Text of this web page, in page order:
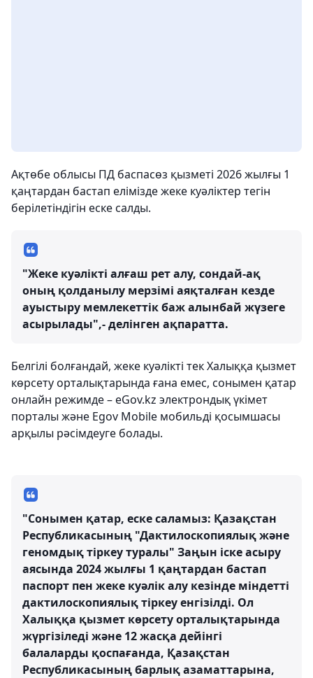
Ақтөбе облысы ПД баспасөз қызметі 2026 жылғы 1
қаңтардан бастап елімізде жеке куәліктер тегін
берілетіндігін еске салды.
"Жеке куәлікті алғаш рет алу, сондай-ақ
оның қолданылу мерзімі аяқталған кезде
ауыстыру мемлекеттік баж алынбай жүзеге
асырылады",- делінген ақпаратта.
Белгілі болғандай, жеке куәлікті тек Халыққа қызмет
көрсету орталықтарында ғана емес, сонымен қатар
онлайн режимде – eGov.kz электрондық үкімет
порталы және Egov Mobile мобильді қосымшасы
арқылы рәсімдеуге болады.
"Сонымен қатар, еске саламыз: Қазақстан
Республикасының "Дактилоскопиялық және
геномдық тіркеу туралы" Заңын іске асыру
аясында 2024 жылғы 1 қаңтардан бастап
паспорт пен жеке куәлік алу кезінде міндетті
дактилоскопиялық тіркеу енгізілді. Ол
Халыққа қызмет көрсету орталықтарында
жүргізіледі және 12 жасқа дейінгі
балаларды қоспағанда, Қазақстан
Республикасының барлық азаматтарына,